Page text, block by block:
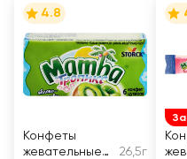
4.8
Конфеты
жевательные
26,5г